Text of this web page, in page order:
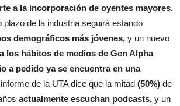
a la incorporación de oyentes mayores.
plazo de la industria seguirá estando
demográficos más jóvenes, y un nuevo
los hábitos de medios de Gen Alpha
a pedido ya se encuentra en una
de la UTA dice que la mitad (50%) de
actualmente escuchan podcasts, y un